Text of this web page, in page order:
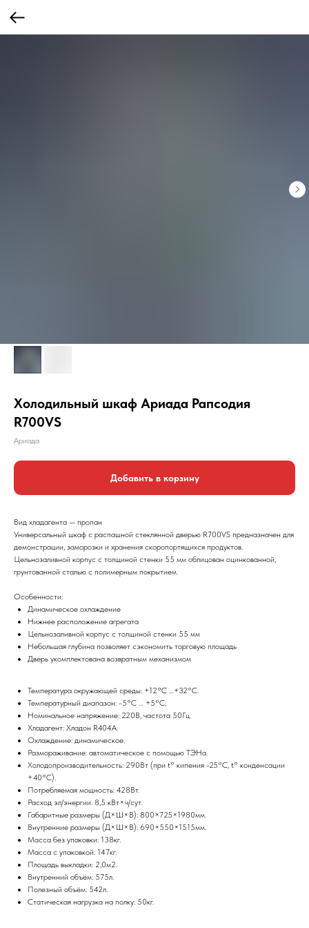
Холодильный шкаф Ариада Рапсодия
R700VS
Ариада
Добавить в корзину
Вид хладагента — пропан
Универсальный шкаф с распашной стеклянной дверью R700VS предназначен для
демонстрации, заморозки и хранения скоропортящихся продуктов.
Цельнозаливной корпус с толщиной стенки 55 мм облицован оцинкованной,
грунтованной сталью с полимерным покрытием.
Особенности:
Динамическое охлаждение
Нижнее расположение агрегата
Цельнозаливной корпус с толщиной стенки 55 мм
Небольшая глубина позволяет сэкономить торговую площадь
Дверь укомплектована возвратным механизмом
Температура окружающей среды: +12°С …+32°С.
Температурный диапазон: -5°С … +5°С;
Номинальное напряжение: 220В, частота 50Гц.
Хладагент: Хладон R404А.
Охлаждение: динамическое.
Размораживание: автоматическое с помощью ТЭНа.
Холодопроизводительность: 290Вт (при t° кипения -25°С, t° конденсации
+40°С).
Потребляемая мощность: 428Вт.
Расход эл/энергии: 8,5 кВт×ч/сут.
Габаритные размеры (Д×Ш×В): 800×725×1980мм.
Внутренние размеры (Д×Ш×В): 690×550×1515мм.
Масса без упаковки: 138кг.
Масса с упаковкой: 147кг.
Площадь выкладки: 2,0м2.
Внутренний объём: 575л.
Полезный объём: 542л.
Статическая нагрузка на полку: 50кг.